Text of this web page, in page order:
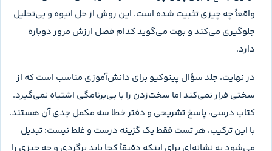
برای سنجش و جلد پاسخ برای تحلیل است.
نقاط قوت و محدودیت‌ها
نقطه قوت اصلی، نظم فصل‌به‌فصل و شفاف‌بودن حجم تمرین
است. قبل از شروع هر فصل می‌دانی چند سؤال در گفتارها، آزمون
جامع و پینوکیوپلاس داری. علامت تست‌های ضروری به دانش‌آموز
کم‌وقت مسیر کوتاه‌تری می‌دهد و برچسب‌های ترکیبی کمک
می‌کنند ارتباط سه پایه گم نشود. وجود سؤال‌های متنی و